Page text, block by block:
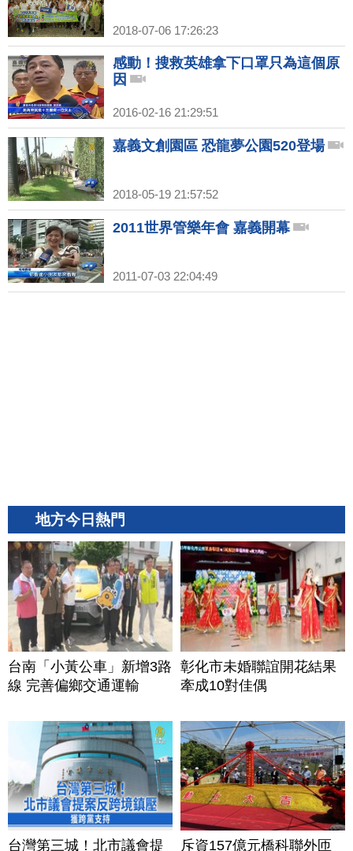
2018-07-06 17:26:23
感動！搜救英雄拿下口罩只為這個原
因
2016-02-16 21:29:51
嘉義文創園區 恐龍夢公園520登場
2018-05-19 21:57:52
2011世界管樂年會 嘉義開幕
2011-07-03 22:04:49
地方今日熱門
台南「小黃公車」新增3路
線 完善偏鄉交通運輸
彰化市未婚聯誼開花結果
牽成10對佳偶
台灣第三城！北市議會提 斥資157億元橋科聯外匝